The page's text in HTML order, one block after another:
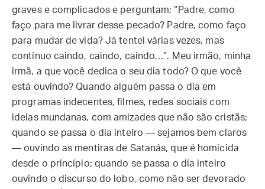
graves e complicados e perguntam: “Padre, como
faço para me livrar desse pecado? Padre, como faço
para mudar de vida? Já tentei várias vezes, mas
continuo caindo, caindo, caindo…”. Meu irmão, minha
irmã, a que você dedica o seu dia todo? O que você
está ouvindo? Quando alguém passa o dia em
programas indecentes, filmes, redes sociais com
ideias mundanas, com amizades que não são cristãs;
quando se passa o dia inteiro — sejamos bem claros
— ouvindo as mentiras de Satanás, que é homicida
desde o princípio; quando se passa o dia inteiro
ouvindo o discurso do lobo, como não ser devorado